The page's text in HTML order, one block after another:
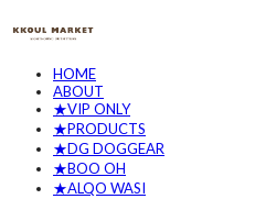
HOME
ABOUT
★VIP ONLY
★PRODUCTS
★DG DOGGEAR
★BOO OH
★ALQO WASI